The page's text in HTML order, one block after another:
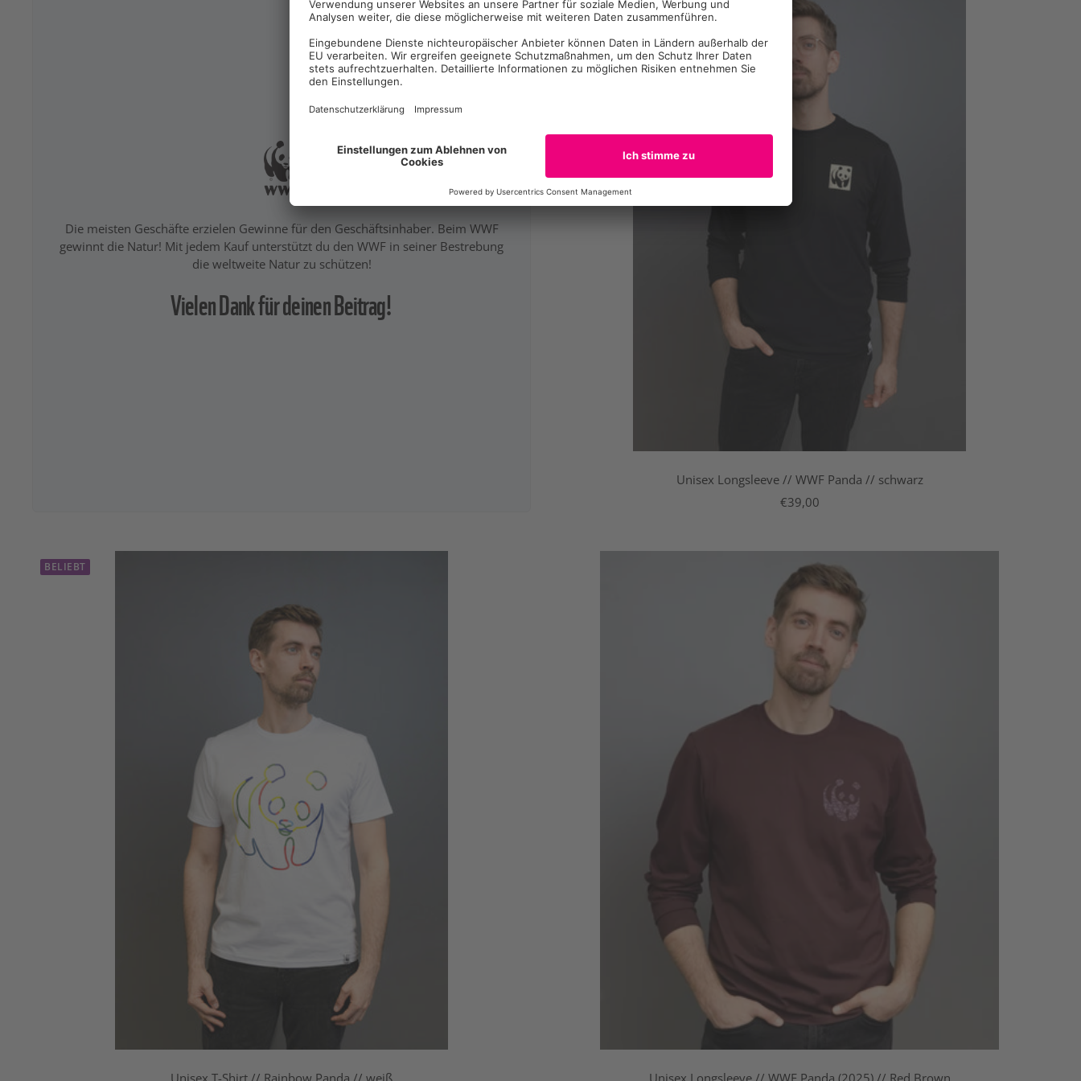
Die meisten Geschäfte erzielen Gewinne für den Geschäftsinhaber. Beim WWF
gewinnt die Natur! Mit jedem Kauf unterstützt du den WWF in seiner Bestrebung
die weltweite Natur zu schützen!
Vielen Dank für deinen Beitrag!
Unisex Longsleeve // WWF Panda // schwarz
Angebotspreis
€39,00
BELIEBT
Unisex T-Shirt // Rainbow Panda // weiß Unisex Longsleeve // WWF Panda (2025) // Red Brown